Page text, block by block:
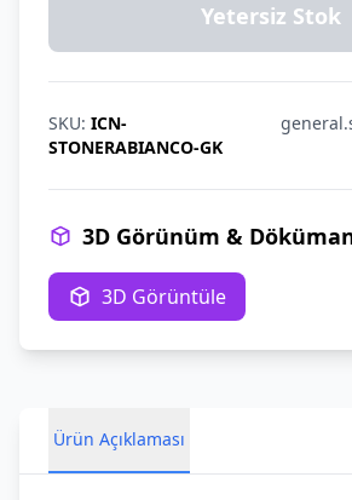
Yetersiz Stok
SKU: ICN-
STONERABIANCO-GK
3D Görünüm &
3D Görüntüle
Ürün Açıklaması